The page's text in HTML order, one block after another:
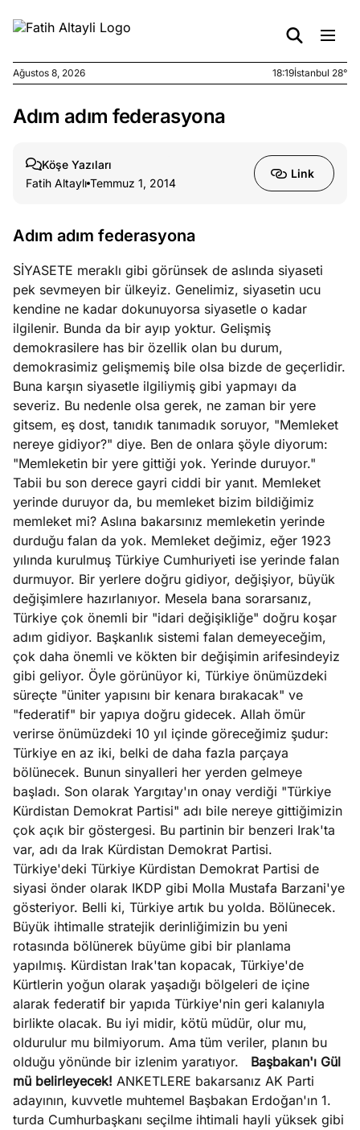
Ağustos
kirli
6, 2026
yasalar
Ağustos
5, 2026
stok
caiz
Köşe
Yazıları
Spor
Yazıları
Yazıları
Ağustos 8, 2026 18:19İstanbul 28°
Adım adım federasyona
Köşe Yazıları
Fatih Altaylı Temmuz 1, 2014
Link
Adım adım federasyona
SİYASETE meraklı gibi görünsek de aslında siyaseti
pek sevmeyen bir ülkeyiz. Genelimiz, siyasetin ucu
kendine ne kadar dokunuyorsa siyasetle o kadar
ilgilenir. Bunda da bir ayıp yoktur. Gelişmiş
demokrasilere has bir özellik olan bu durum,
demokrasimiz gelişmemiş bile olsa bizde de geçerlidir.
Buna karşın siyasetle ilgiliymiş gibi yapmayı da
severiz. Bu nedenle olsa gerek, ne zaman bir yere
gitsem, eş dost, tanıdık tanımadık soruyor, "Memleket
nereye gidiyor?" diye. Ben de onlara şöyle diyorum:
"Memleketin bir yere gittiği yok. Yerinde duruyor."
Tabii bu son derece gayri ciddi bir yanıt. Memleket
yerinde duruyor da, bu memleket bizim bildiğimiz
memleket mi? Aslına bakarsınız memleketin yerinde
durduğu falan da yok. Memleket değimiz, eğer 1923
yılında kurulmuş Türkiye Cumhuriyeti ise yerinde falan
durmuyor. Bir yerlere doğru gidiyor, değişiyor, büyük
değişimlere hazırlanıyor. Mesela bana sorarsanız,
Türkiye çok önemli bir "idari değişikliğe" doğru koşar
adım gidiyor. Başkanlık sistemi falan demeyeceğim,
çok daha önemli ve kökten bir değişimin arifesindeyiz
gibi geliyor. Öyle görünüyor ki, Türkiye önümüzdeki
süreçte "üniter yapısını bir kenara bırakacak" ve
"federatif" bir yapıya doğru gidecek. Allah ömür
verirse önümüzdeki 10 yıl içinde göreceğimiz şudur:
Türkiye en az iki, belki de daha fazla parçaya
bölünecek. Bunun sinyalleri her yerden gelmeye
başladı. Son olarak Yargıtay'ın onay verdiği "Türkiye
Kürdistan Demokrat Partisi" adı bile nereye gittiğimizin
çok açık bir göstergesi. Bu partinin bir benzeri Irak'ta
var, adı da Irak Kürdistan Demokrat Partisi.
Türkiye'deki Türkiye Kürdistan Demokrat Partisi de
siyasi önder olarak IKDP gibi Molla Mustafa Barzani'ye
gösteriyor. Belli ki, Türkiye artık bu yolda. Bölünecek.
Büyük ihtimalle stratejik derinliğimizin bu yeni
rotasında bölünerek büyüme gibi bir planlama
yapılmış. Kürdistan Irak'tan kopacak, Türkiye'de
Kürtlerin yoğun olarak yaşadığı bölgeleri de içine
alarak federatif bir yapıda Türkiye'nin geri kalanıyla
birlikte olacak. Bu iyi midir, kötü müdür, olur mu,
oldurulur mu bilmiyorum. Ama tüm veriler, planın bu
olduğu yönünde bir izlenim yaratıyor. Başbakan'ı Gül
mü belirleyecek! ANKETLERE bakarsanız AK Parti
adayının, kuvvetle muhtemel Başbakan Erdoğan'ın 1.
turda Cumhurbaşkanı seçilme ihtimali hayli yüksek gibi